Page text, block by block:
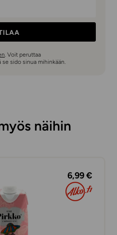
. Voit peruttaa
sido sinua mihinkään.
näihin
6,99 €